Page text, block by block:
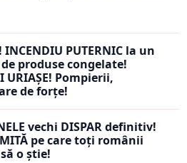
INCENDIU PUTERNIC la un
produse congelate!
URIAȘE! Pompierii,
de forțe!
vechi DISPAR definitiv!
pe care toți românii
o știe!